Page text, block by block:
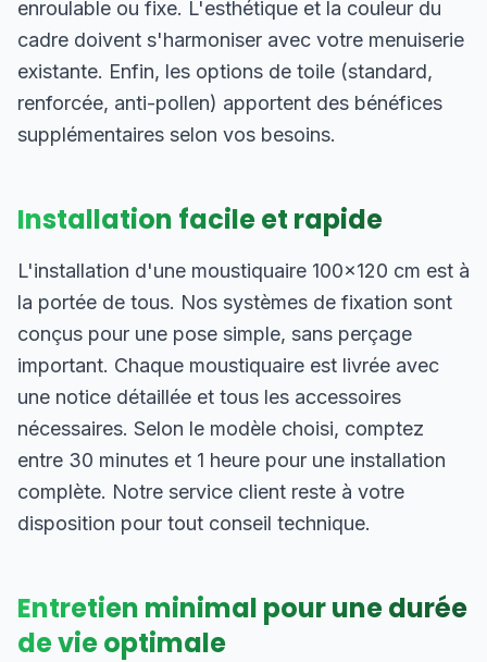
enroulable ou fixe. L'esthétique et la couleur du
cadre doivent s'harmoniser avec votre menuiserie
existante. Enfin, les options de toile (standard,
renforcée, anti-pollen) apportent des bénéfices
supplémentaires selon vos besoins.
Installation facile et rapide
L'installation d'une moustiquaire 100×120 cm est à
la portée de tous. Nos systèmes de fixation sont
conçus pour une pose simple, sans perçage
important. Chaque moustiquaire est livrée avec
une notice détaillée et tous les accessoires
nécessaires. Selon le modèle choisi, comptez
entre 30 minutes et 1 heure pour une installation
complète. Notre service client reste à votre
disposition pour tout conseil technique.
Entretien minimal pour une durée
de vie optimale